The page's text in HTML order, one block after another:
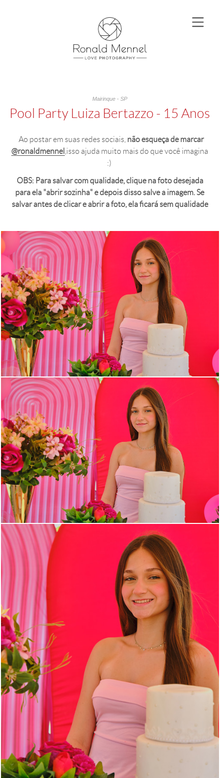
Mairinque - SP
Pool Party Luiza Bertazzo - 15 Anos
Ao postar em suas redes sociais, não esqueça de marcar
@ronaldmennel ,isso ajuda muito mais do que você imagina
:)
OBS: Para salvar com qualidade, clique na foto desejada
para ela "abrir sozinha" e depois disso salve a imagem. Se
salvar antes de clicar e abrir a foto, ela ficará sem qualidade